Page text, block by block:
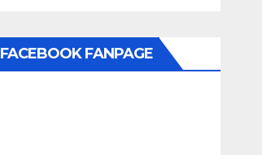
FACEBOOK FANPAGE